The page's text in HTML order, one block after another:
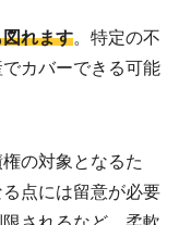
れます。特定の不
カバーできる可能
の対象となるた
点には留意が必要